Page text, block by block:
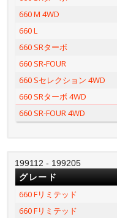
660 M 4WD
660 L
660 SRターボ
660 SR-FOUR
660 Sセレクション 4WD
660 SRターボ 4WD
660 SR-FOUR 4WD
199112 - 199205
グレード
660 Fリミテッド
660 Fリミテッド